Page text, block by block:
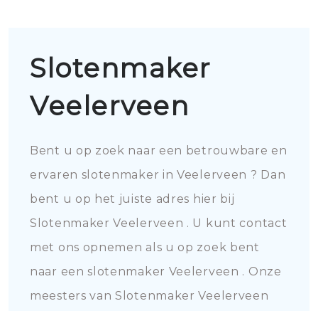
Slotenmaker
Veelerveen
Bent u op zoek naar een betrouwbare en
ervaren slotenmaker in Veelerveen ? Dan
bent u op het juiste adres hier bij
Slotenmaker Veelerveen . U kunt contact
met ons opnemen als u op zoek bent
naar een slotenmaker Veelerveen . Onze
meesters van Slotenmaker Veelerveen